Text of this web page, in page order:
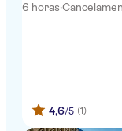
6 horas·
4,6/5 (1)